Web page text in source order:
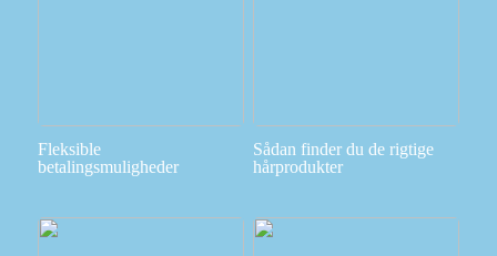
Fleksible
betalingsmuligheder
Sådan finder du de rigtige
hårprodukter